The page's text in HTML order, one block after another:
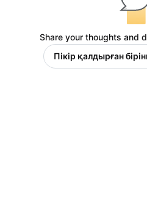
Share your thoughts and
Пікір қалдырған